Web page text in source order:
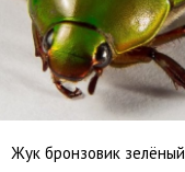
Жук бронзовик зелёный